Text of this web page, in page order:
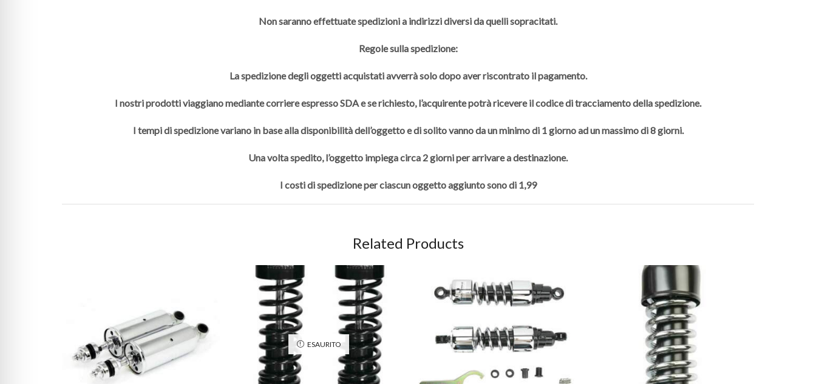
Non saranno effettuate spedizioni a indirizzi diversi da quelli sopracitati.
Regole sulla spedizione:
La spedizione degli oggetti acquistati avverrà solo dopo aver riscontrato il pagamento.
I nostri prodotti viaggiano mediante corriere espresso SDA e se richiesto, l’acquirente potrà ricevere il codice di tracciamento della spedizione.
I tempi di spedizione variano in base alla disponibilità dell’oggetto e di solito vanno da un minimo di 1 giorno ad un massimo di 8 giorni.
Una volta spedito, l’oggetto impiega circa 2 giorni per arrivare a destinazione.
I costi di spedizione per ciascun oggetto aggiunto sono di 1,99
Related Products
ESAURITO